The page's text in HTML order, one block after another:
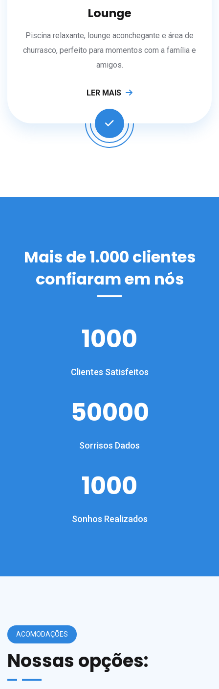
Lounge
Piscina relaxante, lounge aconchegante e área de
churrasco, perfeito para momentos com a família e
amigos.
LER MAIS
Mais de 1.000 clientes
confiaram em nós
1000
Clientes Satisfeitos
50000
Sorrisos Dados
1000
Sonhos Realizados
ACOMODAÇÕES
Nossas opções: